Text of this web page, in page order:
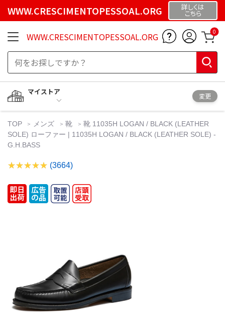
WWW.CRESCIMENTOPESSOAL.ORG 詳しくは
こちら
WWW.CRESCIMENTOPESSOAL.ORG 0
マイストア
変更
TOP メンズ 靴
靴 11035H LOGAN / BLACK (LEATHER
SOLE) ローファー | 11035H LOGAN / BLACK (LEATHER SOLE) -
G.H.BASS
(3664)